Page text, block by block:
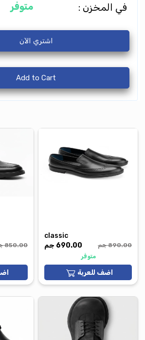
في المخزن : متوفر
اشتري الآن
Add to Cart
850.00 جم
classic
890.00 جم 690.00 جم
اضف للعربة